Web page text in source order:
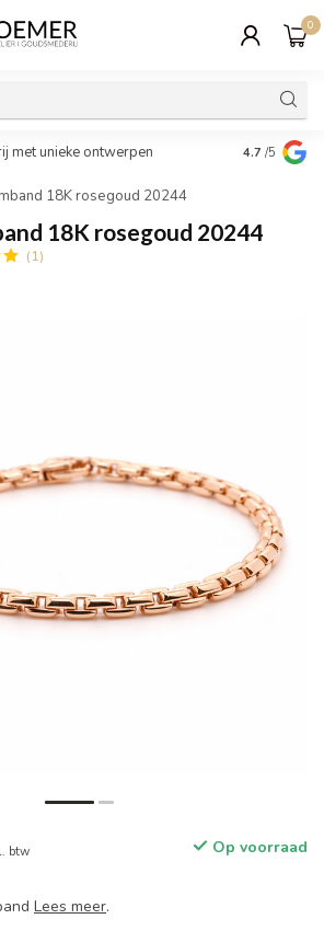
0
met unieke ontwerpen Wij
cadeau
4.7 /5
18K rosegoud 20244
18K rosegoud 20244
(1)
btw Op voorraad
Lees meer.